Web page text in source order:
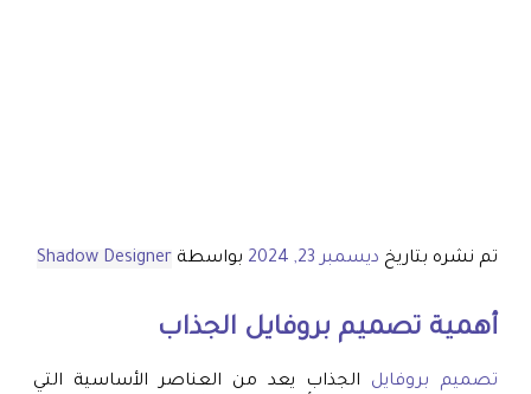
تم نشره بتاريخ ديسمبر 23, 2024 بواسطة Shadow Designer
أهمية تصميم بروفايل الجذاب
تصميم بروفايل الجذاب يعد من العناصر الأساسية التي